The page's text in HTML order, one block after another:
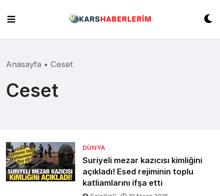
content
Anasayfa • Ceset
Ceset
DÜNYA
Suriyeli mezar kazıcısı kimliğini
açıkladı! Esed rejiminin toplu
katliamlarını ifşa etti